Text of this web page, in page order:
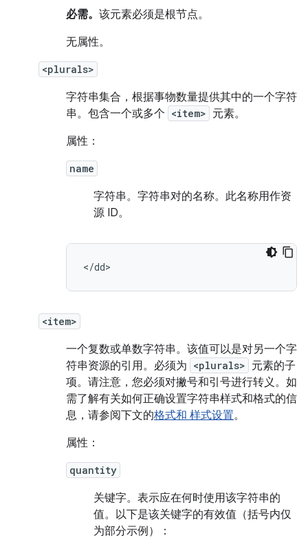
必需。 该元素必须是根节点。
无属性。
<plurals>
字符串集合，根据事物数量提供其中的一个字符
串。包含一个或多个 <item> 元素。
属性：
name
字符串。 字符串对的名称。此名称用作资
源 ID。
<item>
一个复数或单数字符串。该值可以是对另一个字
符串资源的引用。必须为 <plurals> 元素的子
项。请注意，您必须对撇号和引号进行转义。如
需了解有关如何正确设置字符串样式和格式的信
息，请参阅下文的格式和 样式设置。
属性：
quantity
关键字。 表示应在何时使用该字符串的
值。以下是该关键字的有效值（括号内仅
为部分示例）：